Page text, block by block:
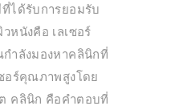
ได้รับการยอมรับ
หนังคือ เลเซอร์
ำลังมองหาคลินิกที่
อร์คุณภาพสูงโดย
คลินิก คือคำตอบที่